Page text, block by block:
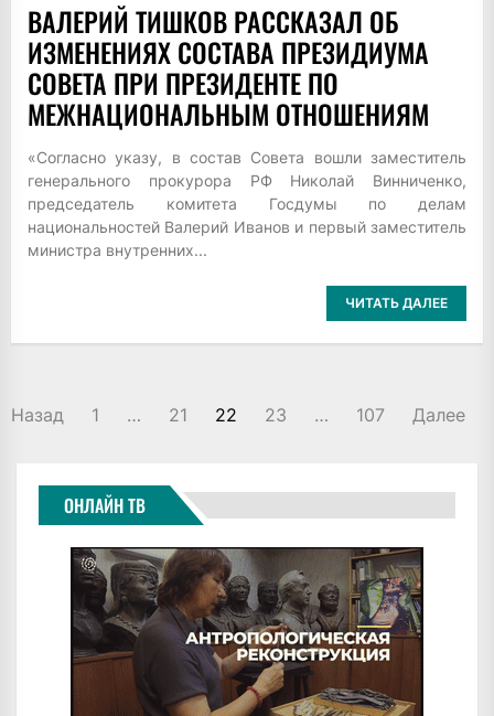
ВАЛЕРИЙ ТИШКОВ РАССКАЗАЛ ОБ
ИЗМЕНЕНИЯХ СОСТАВА ПРЕЗИДИУМА
СОВЕТА ПРИ ПРЕЗИДЕНТЕ ПО
МЕЖНАЦИОНАЛЬНЫМ ОТНОШЕНИЯМ
«Согласно указу, в состав Совета вошли заместитель
генерального прокурора РФ Николай Винниченко,
председатель комитета Госдумы по делам
национальностей Валерий Иванов и первый заместитель
министра внутренних...
ЧИТАТЬ ДАЛЕЕ
ПАГИНАЦИЯ
Назад 1 … 21 22 23 … 107 Далее
ОНЛАЙН ТВ